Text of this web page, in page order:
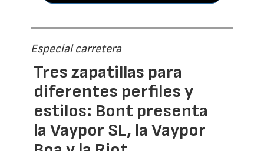
Especial carretera
Tres zapatillas para
diferentes perfiles y
estilos: Bont presenta
la Vaypor SL, la Vaypor